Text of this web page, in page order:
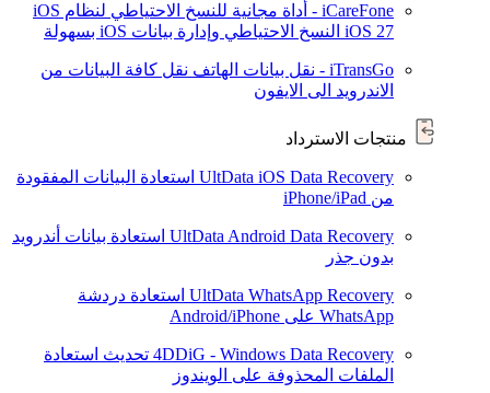
iCareFone - أداة مجانية للنسخ الاحتياطي لنظام iOS
iOS 27 النسخ الاحتياطي وإدارة بيانات iOS بسهولة
iTransGo - نقل بيانات الهاتف
نقل كافة البيانات من
الاندرويد الى الايفون
منتجات الاسترداد
UltData iOS Data Recovery استعادة البيانات المفقودة
من iPhone/iPad
UltData Android Data Recovery استعادة بيانات أندرويد
بدون جذر
UltData WhatsApp Recovery استعادة دردشة
WhatsApp على Android/iPhone
4DDiG - Windows Data Recovery تحديث استعادة
الملفات المحذوفة على الويندوز